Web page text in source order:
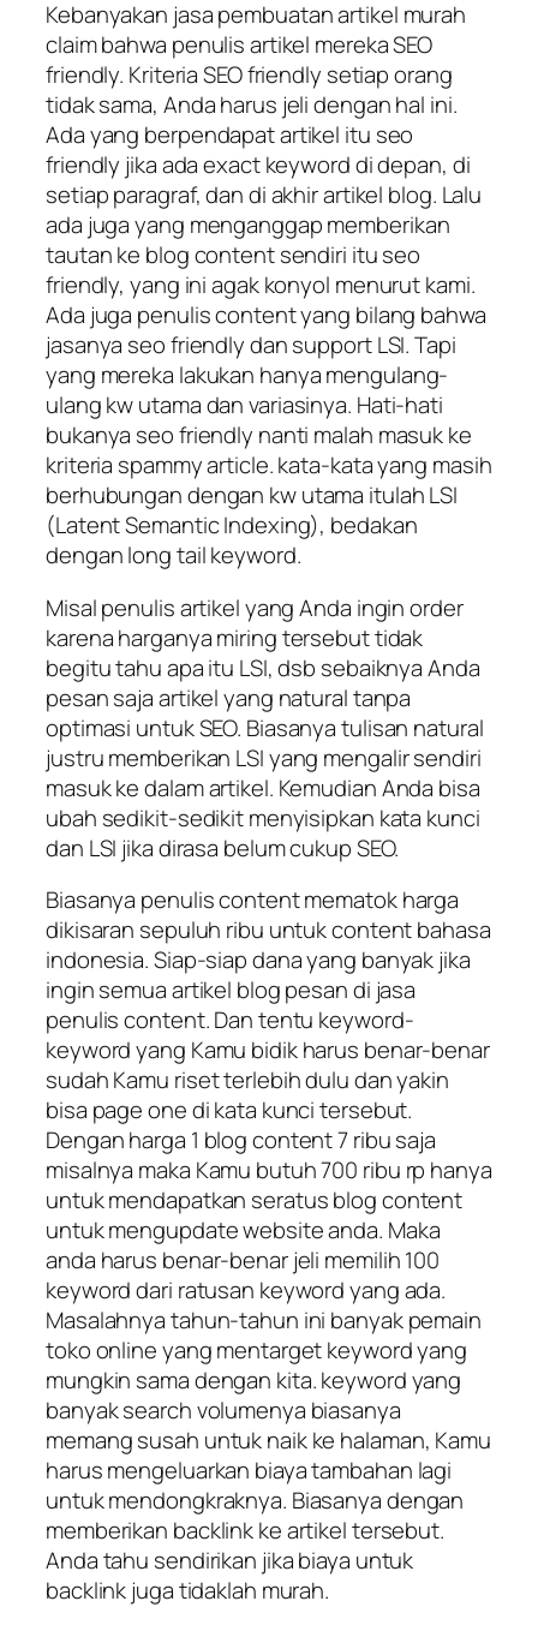
Kebanyakan jasa pembuatan artikel murah
claim bahwa penulis artikel mereka SEO
friendly. Kriteria SEO friendly setiap orang
tidak sama, Anda harus jeli dengan hal ini.
Ada yang berpendapat artikel itu seo
friendly jika ada exact keyword di depan, di
setiap paragraf, dan di akhir artikel blog. Lalu
ada juga yang menganggap memberikan
tautan ke blog content sendiri itu seo
friendly, yang ini agak konyol menurut kami.
Ada juga penulis content yang bilang bahwa
jasanya seo friendly dan support LSI. Tapi
yang mereka lakukan hanya mengulang-
ulang kw utama dan variasinya. Hati-hati
bukanya seo friendly nanti malah masuk ke
kriteria spammy article. kata-kata yang masih
berhubungan dengan kw utama itulah LSI
(Latent Semantic Indexing), bedakan
dengan long tail keyword.
Misal penulis artikel yang Anda ingin order
karena harganya miring tersebut tidak
begitu tahu apa itu LSI, dsb sebaiknya Anda
pesan saja artikel yang natural tanpa
optimasi untuk SEO. Biasanya tulisan natural
justru memberikan LSI yang mengalir sendiri
masuk ke dalam artikel. Kemudian Anda bisa
ubah sedikit-sedikit menyisipkan kata kunci
dan LSI jika dirasa belum cukup SEO.
Biasanya penulis content mematok harga
dikisaran sepuluh ribu untuk content bahasa
indonesia. Siap-siap dana yang banyak jika
ingin semua artikel blog pesan di jasa
penulis content. Dan tentu keyword-
keyword yang Kamu bidik harus benar-benar
sudah Kamu riset terlebih dulu dan yakin
bisa page one di kata kunci tersebut.
Dengan harga 1 blog content 7 ribu saja
misalnya maka Kamu butuh 700 ribu rp hanya
untuk mendapatkan seratus blog content
untuk mengupdate website anda. Maka
anda harus benar-benar jeli memilih 100
keyword dari ratusan keyword yang ada.
Masalahnya tahun-tahun ini banyak pemain
toko online yang mentarget keyword yang
mungkin sama dengan kita. keyword yang
banyak search volumenya biasanya
memang susah untuk naik ke halaman, Kamu
harus mengeluarkan biaya tambahan lagi
untuk mendongkraknya. Biasanya dengan
memberikan backlink ke artikel tersebut.
Anda tahu sendirikan jika biaya untuk
backlink juga tidaklah murah.